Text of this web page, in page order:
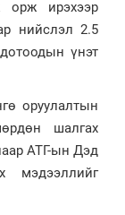
ирэхээр
нийслэл 2.5
үнэт
оруулалтын
шалгах
АТГ-ын Дэд
мэдээллийг